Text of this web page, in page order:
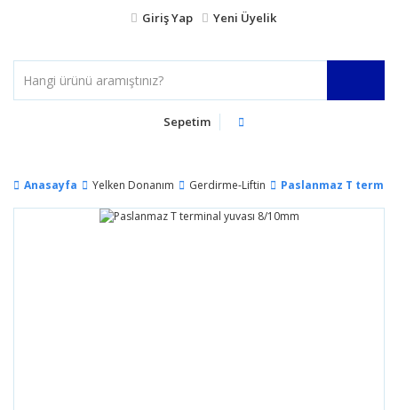
Giriş Yap Yeni Üyelik
Sepetim
Anasayfa Yelken Donanım Gerdirme-Liftin Paslanmaz T